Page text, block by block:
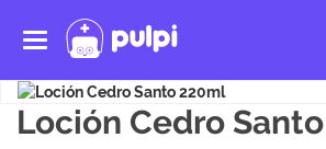
Toggle
navigation
Loción Cedro